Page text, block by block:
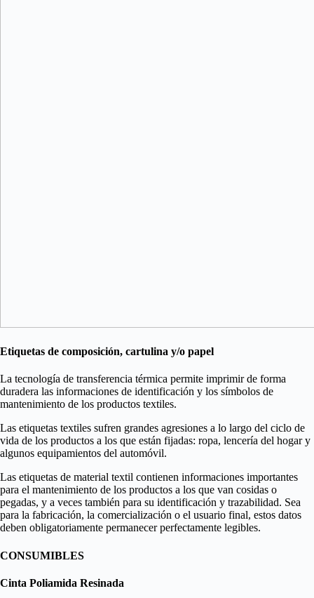
Etiquetas de composición, cartulina y/o papel
La tecnología de transferencia térmica permite imprimir de forma
duradera las informaciones de identificación y los símbolos de
mantenimiento de los productos textiles.
Las etiquetas textiles sufren grandes agresiones a lo largo del ciclo de
vida de los productos a los que están fijadas: ropa, lencería del hogar y
algunos equipamientos del automóvil.
Las etiquetas de material textil contienen informaciones importantes
para el mantenimiento de los productos a los que van cosidas o
pegadas, y a veces también para su identificación y trazabilidad. Sea
para la fabricación, la comercialización o el usuario final, estos datos
deben obligatoriamente permanecer perfectamente legibles.
CONSUMIBLES
Cinta Poliamida Resinada